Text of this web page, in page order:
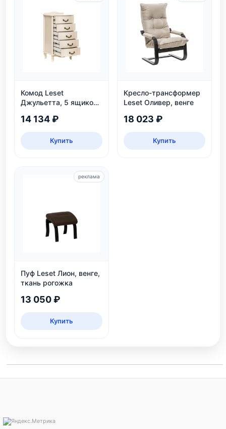
Комод Leset
Джульетта, 5 ящиков,
14 134 ₽
Купить
Кресло-трансформер
Leset Оливер, венге
18 023 ₽
Купить
Пуф Leset Лион, венге,
ткань рогожка
13 050 ₽
Купить
реклама